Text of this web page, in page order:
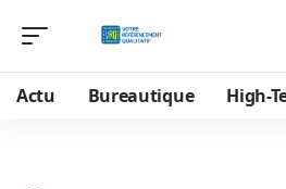
Actu Bureautique High-